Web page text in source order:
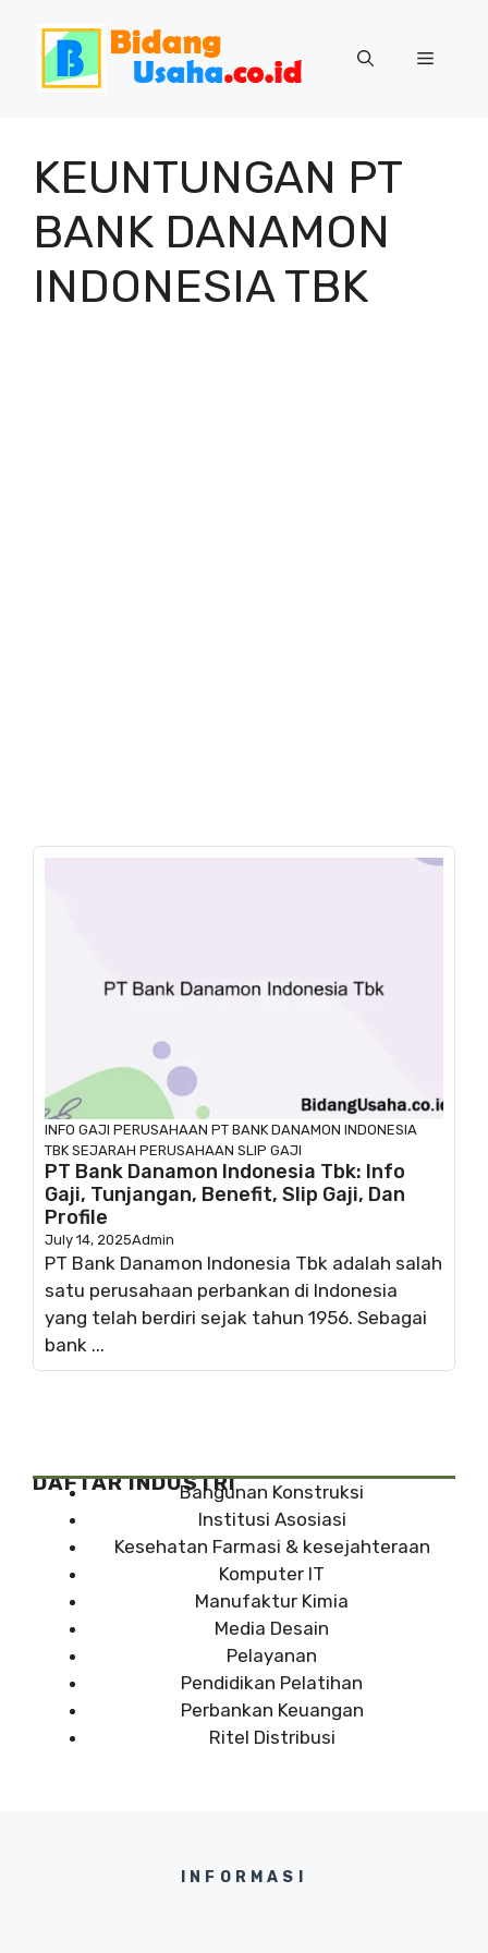
Menu
KEUNTUNGAN PT
BANK DANAMON
INDONESIA TBK
INFO GAJI PERUSAHAAN PT BANK DANAMON INDONESIA
TBK SEJARAH PERUSAHAAN SLIP GAJI
PT Bank Danamon Indonesia Tbk: Info
Gaji, Tunjangan, Benefit, Slip Gaji, Dan
Profile
July 14, 2025Admin
PT Bank Danamon Indonesia Tbk adalah salah
satu perusahaan perbankan di Indonesia
yang telah berdiri sejak tahun 1956. Sebagai
bank ...
DAFTAR INDUSTRIBangunan Konstruksi
Institusi Asosiasi
Kesehatan Farmasi & kesejahteraan
Komputer IT
Manufaktur Kimia
Media Desain
Pelayanan
Pendidikan Pelatihan
Perbankan Keuangan
Ritel Distribusi
INFORMASI